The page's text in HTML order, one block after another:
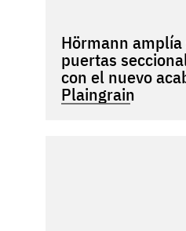
Hörmann
puertas
con el nuevo
Plaingrain